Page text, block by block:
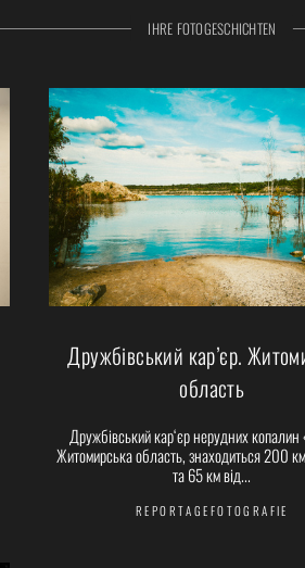
IHRE FOTOGESCHICHTEN
Дружбівський кар’єр.
область
Дружбівський кар‘єр нерудних
Житомирська область, знаходиться 200
та 65 км від...
REPORTAGEFOTOGRAFIE